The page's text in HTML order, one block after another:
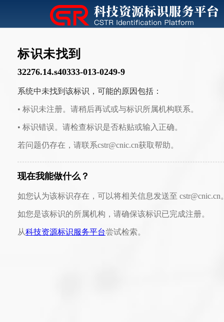
标识未找到
32276.14.s40333-013-0249-9
系统中未找到该标识，可能的原因包括：
• 标识未注册。请稍后再试或与标识所属机构联系。
• 标识错误。请检查标识是否粘贴或输入正确。
若问题仍存在，请联系cstr@cnic.cn获取帮助。
现在我能做什么？
如您认为该标识存在，可以将相关信息发送至 cstr@cnic.cn
如您是该标识的所属机构，请确保该标识已完成注册。
从科技资源标识服务平台尝试检索。